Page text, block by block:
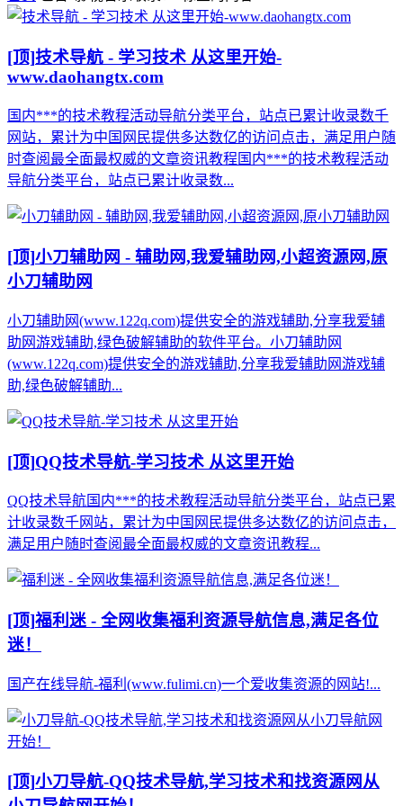
[顶]技术导航 - 学习技术 从这里开始-
www.daohangtx.com
国内***的技术教程活动导航分类平台，站点已累计收录数千
网站，累计为中国网民提供多达数亿的访问点击，满足用户随
时查阅最全面最权威的文章资讯教程国内***的技术教程活动
导航分类平台，站点已累计收录数...
[顶]小刀辅助网 - 辅助网,我爱辅助网,小超资源网,原
小刀辅助网
小刀辅助网(www.122q.com)提供安全的游戏辅助,分享我爱辅
助网游戏辅助,绿色破解辅助的软件平台。小刀辅助网
(www.122q.com)提供安全的游戏辅助,分享我爱辅助网游戏辅
助,绿色破解辅助...
[顶]QQ技术导航-学习技术 从这里开始
QQ技术导航国内***的技术教程活动导航分类平台，站点已累
计收录数千网站，累计为中国网民提供多达数亿的访问点击，
满足用户随时查阅最全面最权威的文章资讯教程...
[顶]福利迷 - 全网收集福利资源导航信息,满足各位
迷！
国产在线导航-福利(www.fulimi.cn)一个爱收集资源的网站!...
[顶]小刀导航-QQ技术导航,学习技术和找资源网从